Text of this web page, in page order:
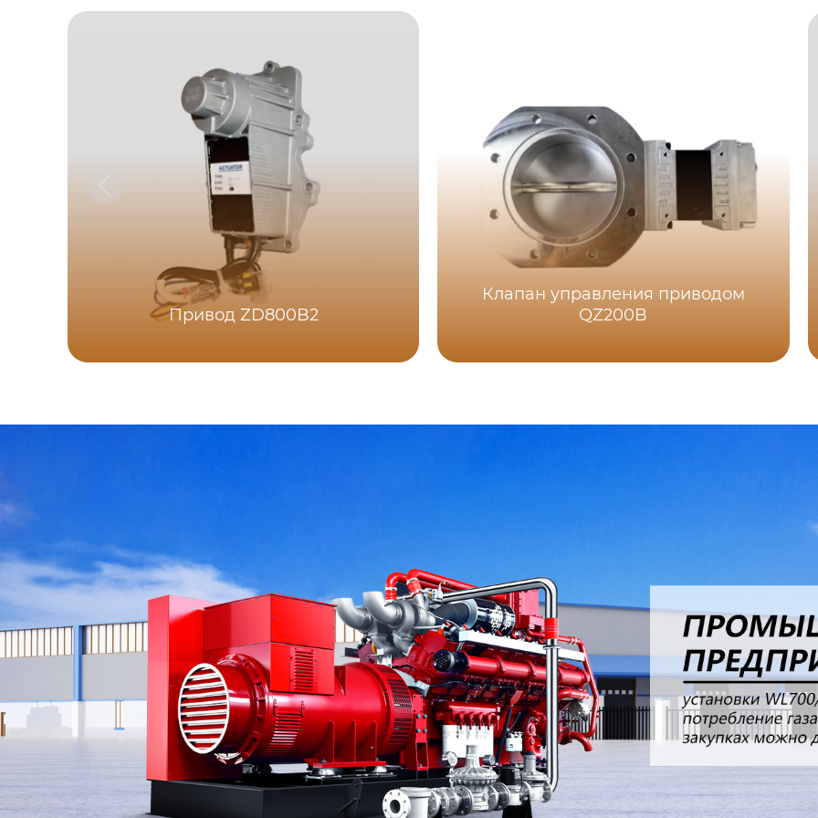
Привод ZD800B2
Клапан управления приводом
QZ200B